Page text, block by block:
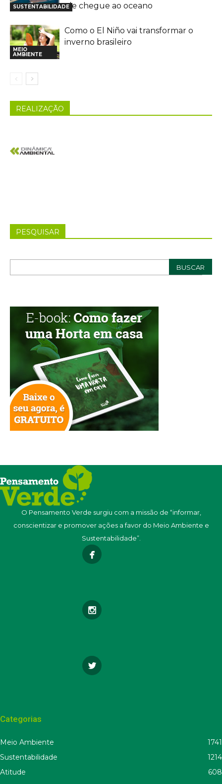
SUSTENTABILIDADEele chegue ao oceano
MEIO
AMBIENTE
Como o El Niño vai transformar o
inverno brasileiro
REALIZAÇÃO
PESQUISAR
O Pensamento Verde surgiu com a missão de “informar,
conscientizar e promover ações a favor do Meio Ambiente e
Sustentabilidade”.
Categorias
Meio Ambiente
1741
Sustentabilidade
1214
Atitude
608